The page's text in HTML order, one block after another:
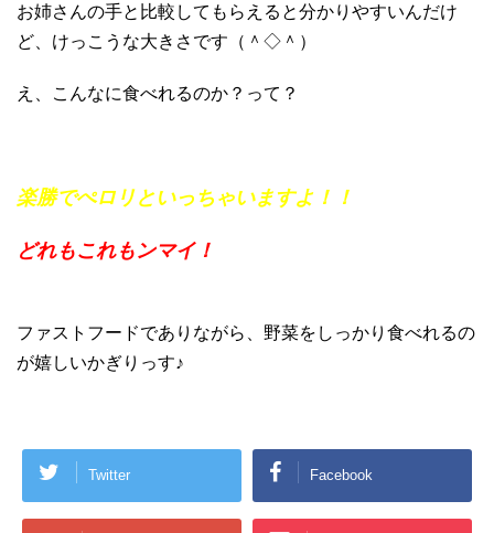
お姉さんの手と比較してもらえると分かりやすいんだけ
ど、けっこうな大きさです（＾◇＾）
え、こんなに食べれるのか？って？
楽勝でぺロリといっちゃいますよ！！
どれもこれもンマイ！
ファストフードでありながら、野菜をしっかり食べれるの
が嬉しいかぎりっす♪
Twitter Facebook